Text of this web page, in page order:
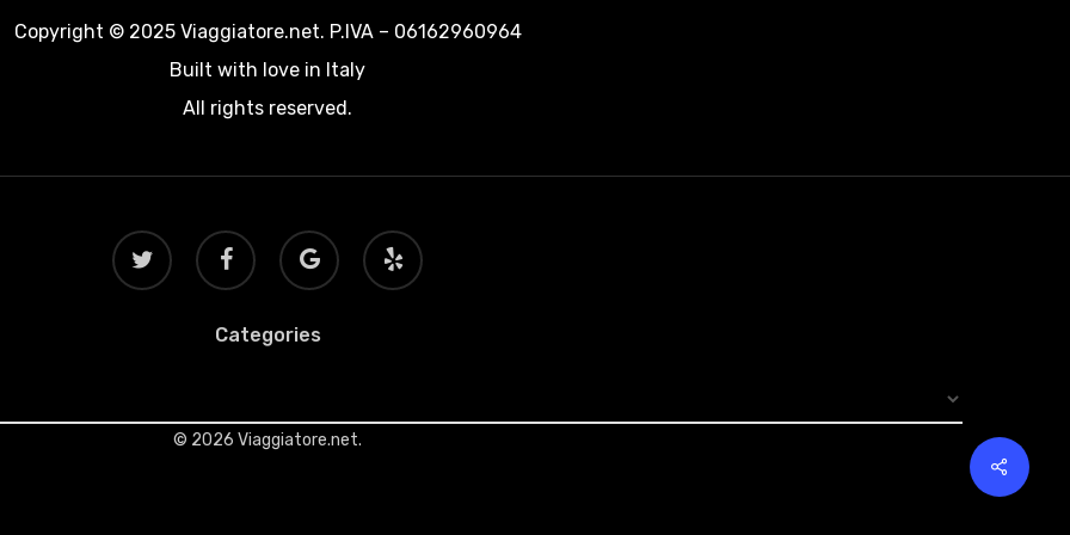
Copyright © 2025 Viaggiatore.net. P.IVA – 06162960964
Built with love in Italy
All rights reserved.
twitter facebook
google-
plus
yelp
Categories
© 2026 Viaggiatore.net.